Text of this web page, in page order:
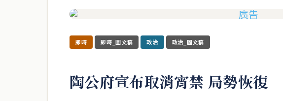
即時 即時_圖文稿 政治 政治_圖文稿
陶公府宣布取消宵禁 局勢恢復